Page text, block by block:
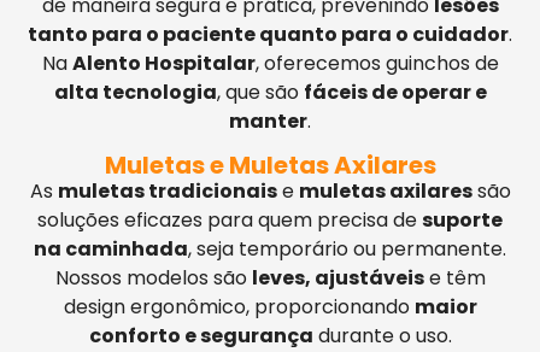
tanto para o paciente quanto para o cuidador.
NaAlento Hospitalar, oferecemos guinchos de
alta tecnologia, que são fáceis de operar e
manter.
Muletas e Muletas Axilares
As muletas tradicionaise muletas axilaressão
soluções eficazes para quem precisa desuporte
na caminhada, seja temporário ou permanente.
Nossos modelos são leves, ajustáveise têm
design ergonômico, proporcionando maior
conforto e segurança durante o uso.